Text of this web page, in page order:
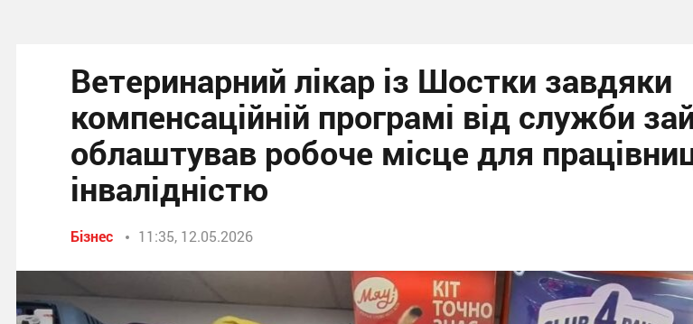
Ветеринарний лікар із Шостки завдяки
компенсаційній програмі від служби
облаштував робоче місце для
інвалідністю
Бізнес 11:35, 12.05.2026